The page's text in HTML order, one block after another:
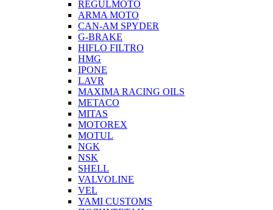
REGULMOTO
ARMA MOTO
CAN-AM SPYDER
G-BRAKE
HIFLO FILTRO
HMG
IPONE
LAVR
MAXIMA RACING OILS
METACO
MITAS
MOTOREX
MOTUL
NGK
NSK
SHELL
VALVOLINE
VEL
YAMI CUSTOMS